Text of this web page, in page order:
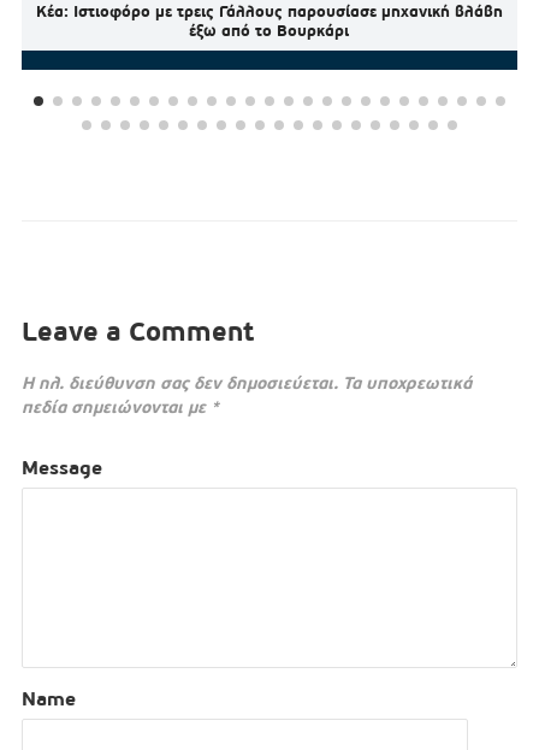
Κέα: Ιστιοφόρο με τρεις Γάλλους παρουσίασε μηχανική βλάβη
έξω από το Βουρκάρι
Leave a Comment
Η ηλ. διεύθυνση σας δεν δημοσιεύεται. Τα υποχρεωτικά
πεδία σημειώνονται με *
Message
Name